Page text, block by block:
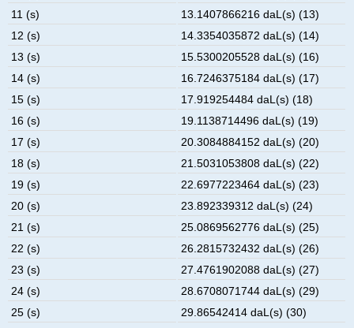
11 (s)
13.1407866216 daL(s) (13)
12 (s)
14.3354035872 daL(s) (14)
13 (s)
15.5300205528 daL(s) (16)
14 (s)
16.7246375184 daL(s) (17)
15 (s)
17.919254484 daL(s) (18)
16 (s)
19.1138714496 daL(s) (19)
17 (s)
20.3084884152 daL(s) (20)
18 (s)
21.5031053808 daL(s) (22)
19 (s)
22.6977223464 daL(s) (23)
20 (s)
23.892339312 daL(s) (24)
21 (s)
25.0869562776 daL(s) (25)
22 (s)
26.2815732432 daL(s) (26)
23 (s)
27.4761902088 daL(s) (27)
24 (s)
28.6708071744 daL(s) (29)
25 (s)
29.86542414 daL(s) (30)